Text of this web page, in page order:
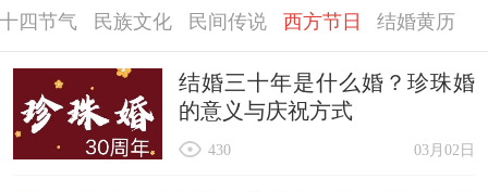
四节气 民族文化 民间传说 西方节日 结婚黄历
结婚三十年是什么婚？珍珠婚
的意义与庆祝方式
03月02日
430